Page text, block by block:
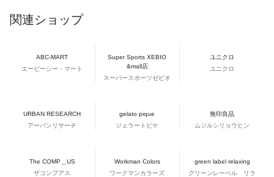
関連ショップ
ABC-MART
エービーシー・マート
Super Sports XEBIO
&mall店
スーパースポーツゼビオ
ユニクロ
ユニクロ
URBAN RESEARCH
アーバンリサーチ
gelato pique
ジェラートピケ
無印良品
ムジルシリョウヒン
The COMP＿US
ザコンプアス
Workman Colors
ワークマンカラーズ
green label relaxing
グリーンレーベル リラ